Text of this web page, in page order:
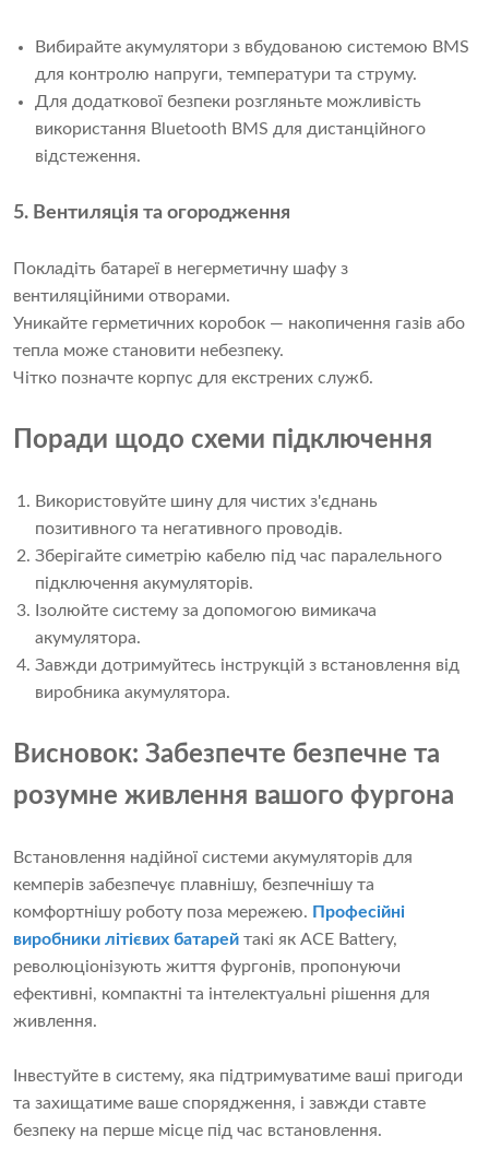
Вибирайте акумулятори з вбудованою системою BMS
для контролю напруги, температури та струму.
Для додаткової безпеки розгляньте можливість
використання Bluetooth BMS для дистанційного
відстеження.
5. Вентиляція та огородження
Покладіть батареї в негерметичну шафу з
вентиляційними отворами.
Уникайте герметичних коробок — накопичення газів або
тепла може становити небезпеку.
Чітко позначте корпус для екстрених служб.
Поради щодо схеми підключення
Використовуйте шину для чистих з'єднань
позитивного та негативного проводів.
Зберігайте симетрію кабелю під час паралельного
підключення акумуляторів.
Ізолюйте систему за допомогою вимикача
акумулятора.
Завжди дотримуйтесь інструкцій з встановлення від
виробника акумулятора.
Висновок: Забезпечте безпечне та
розумне живлення вашого фургона
Встановлення надійної системи акумуляторів для
кемперів забезпечує плавнішу, безпечнішу та
комфортнішу роботу поза мережею. Професійні
виробники літієвих батарей такі як ACE Battery,
революціонізують життя фургонів, пропонуючи
ефективні, компактні та інтелектуальні рішення для
живлення.
Інвестуйте в систему, яка підтримуватиме ваші пригоди
та захищатиме ваше спорядження, і завжди ставте
безпеку на перше місце під час встановлення.